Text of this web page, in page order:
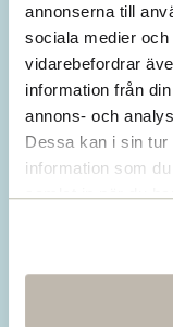
annonserna till
sociala medier
vidarebefordrar
information från
annons- och
Dessa kan i sin tur
information som
samlat in när du
Missa
Ta del av våra
insikter och
samhällsfrågor.